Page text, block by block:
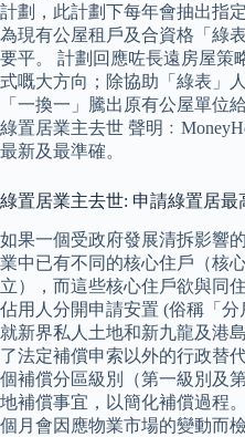
計劃，此計劃下每年會抽出指
為現有公屋租戶及合資格「綠
要平。 計劃回應咗長遠房屋策
式嘅大方向；除協助「綠表」
「一換一」騰出原有公屋單位
綠置居業主去世 聲明
最新及最準確。
綠置居業主去世: 申請綠置居最
如果一個受政府發展清拆影響
業中已有不同的核心住戶（核
立），而這些核心住戶欲與同
佔用人分開申請安置 (俗稱「分
就新界私人土地和新九龍及港
了法定補償申索以外的行政替
個補償分區級別（第一級別及
地補償事宜，以簡化補償過程
個月會因應物業市場的變動而